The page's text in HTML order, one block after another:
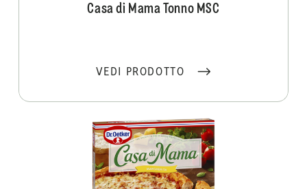
Casa di Mama Tonno MSC
VEDI PRODOTTO